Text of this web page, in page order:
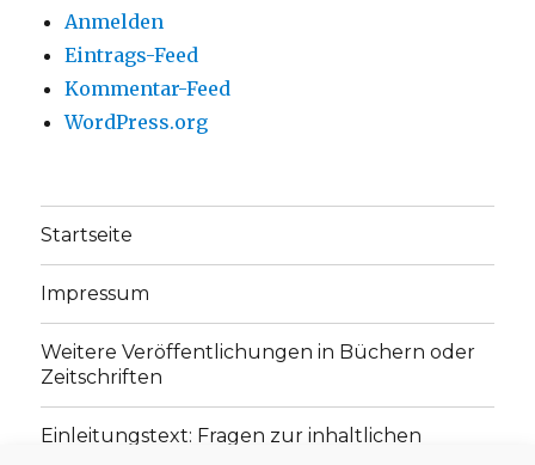
Anmelden
Eintrags-Feed
Kommentar-Feed
WordPress.org
Startseite
Impressum
Weitere Veröffentlichungen in Büchern oder
Zeitschriften
Einleitungstext: Fragen zur inhaltlichen